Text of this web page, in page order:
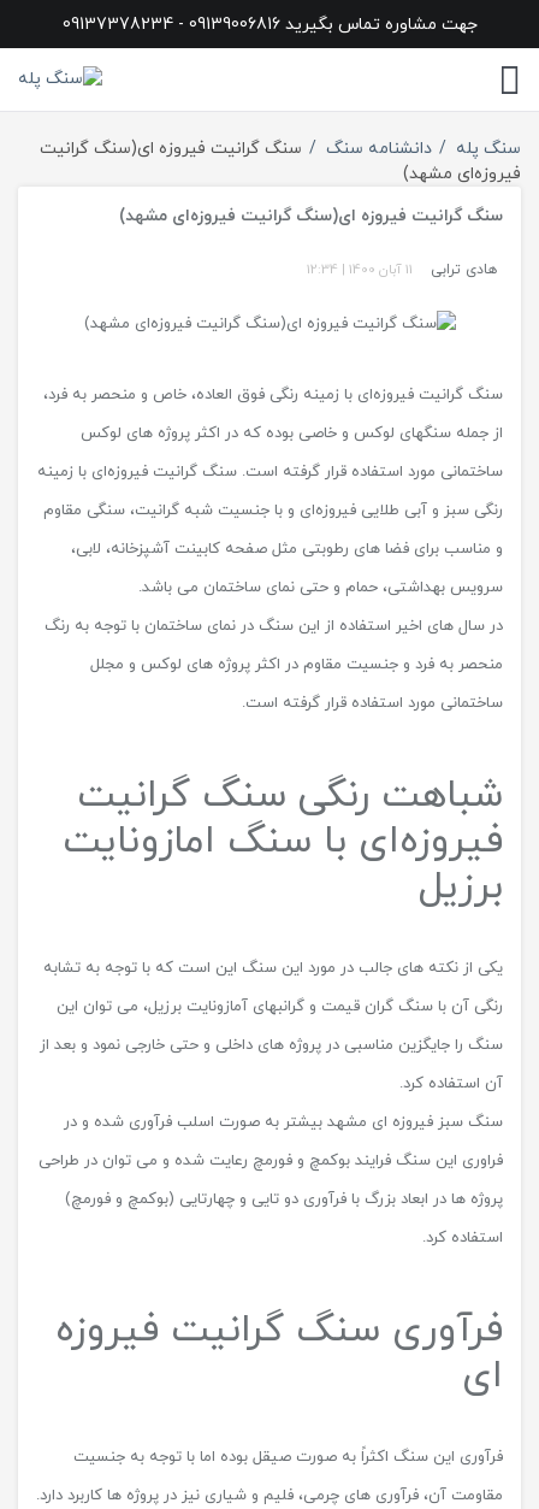
جهت مشاوره تماس بگیرید 09139006816 - 09137378234
سنگ پله دانشنامه سنگ
سنگ گرانیت فیروزه ای(سنگ گرانیت
فیروزه‌ای مشهد)
سنگ گرانیت فیروزه ای(سنگ گرانیت فیروزه‌ای مشهد)
هادی ترابی 11 آبان 1400 |
12:34
سنگ گرانیت فیروزه‌ای با زمینه رنگی فوق العاده، خاص و منحصر به فرد،
از جمله سنگهای لوکس و خاصی بوده که در اکثر پروژه های لوکس
ساختمانی مورد استفاده قرار گرفته است. سنگ ‌گرانیت فیروزه‌ای با زمینه
رنگی سبز و آبی طلایی فیروزه‌ای و با جنسیت شبه گرانیت، سنگی مقاوم
و مناسب برای فضا های رطوبتی مثل صفحه کابینت آشپزخانه، لابی،
سرویس بهداشتی، حمام و حتی نمای ساختمان می باشد.
در سال های اخیر استفاده از این سنگ در نمای ساختمان با توجه به رنگ
منحصر به فرد و جنسیت مقاوم در اکثر پروژه های لوکس و مجلل
ساختمانی مورد استفاده قرار گرفته است.
شباهت رنگی سنگ گرانیت
فیروزه‌ای با سنگ امازونایت
برزیل
یکی از نکته های جالب در مورد این سنگ این است که با توجه به تشابه
رنگی آن با سنگ گران قیمت و گرانبهای آمازونایت برزیل، می توان این
سنگ را جایگزین مناسبی در پروژه های داخلی و حتی خارجی نمود و بعد از
آن استفاده کرد.
سنگ سبز فیروزه ای مشهد بیشتر به صورت اسلب فرآوری شده و در
فراوری این سنگ فرایند بوکمچ و فورمچ رعایت شده و می توان در طراحی
پروژه ها در ابعاد بزرگ با فرآوری دو تایی و چهارتایی (بوکمچ و فورمچ)
استفاده کرد.
فرآوری سنگ گرانیت فیروزه
ای
فرآوری این سنگ اکثراً به صورت صیقل بوده اما با توجه به جنسیت
مقاومت آن، فرآوری های چرمی، فلیم و شیاری نیز در پروژه ها کاربرد دارد.